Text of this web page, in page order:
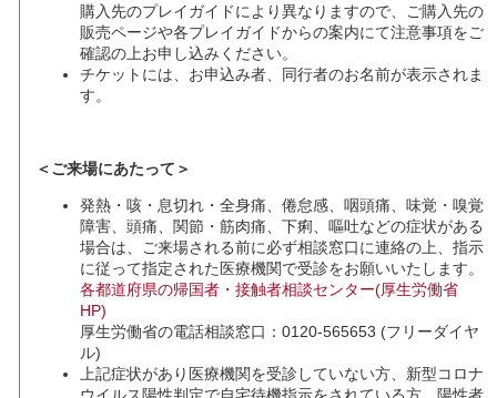
購入先のプレイガイドにより異なりますので、ご購入先の
販売ページや各プレイガイドからの案内にて注意事項をご
確認の上お申し込みください。
チケットには、お申込み者、同行者のお名前が表示されま
す。
＜ご来場にあたって＞
発熱・咳・息切れ・全身痛、倦怠感、咽頭痛、味覚・嗅覚
障害、頭痛、関節・筋肉痛、下痢、嘔吐などの症状がある
場合は、ご来場される前に必ず相談窓口に連絡の上、指示
に従って指定された医療機関で受診をお願いいたします。
各都道府県の帰国者・接触者相談センター(厚生労働省
HP)
厚生労働省の電話相談窓口：0120-565653 (フリーダイヤ
ル)
上記症状があり医療機関を受診していない方、新型コロナ